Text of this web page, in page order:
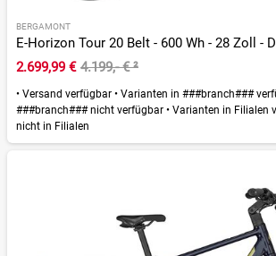
BERGAMONT
E-Horizon Tour 20 Belt - 600 Wh - 28 Zoll -
2.699,99 € 4.199,- €²
• Versand verfügbar • Varianten in ###branch###
###branch### nicht verfügbar • Varianten in Filialen
nicht in Filialen